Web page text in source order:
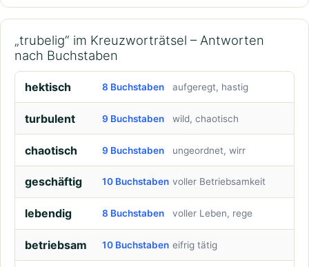
„trubelig“ im Kreuzworträtsel – Antworten
nach Buchstaben
hektisch 8 Buchstaben aufgeregt, hastig
turbulent 9 Buchstaben wild, chaotisch
chaotisch 9 Buchstaben ungeordnet, wirr
geschäftig 10 Buchstaben voller Betriebsamkeit
lebendig 8 Buchstaben voller Leben, rege
betriebsam 10 Buchstaben eifrig tätig